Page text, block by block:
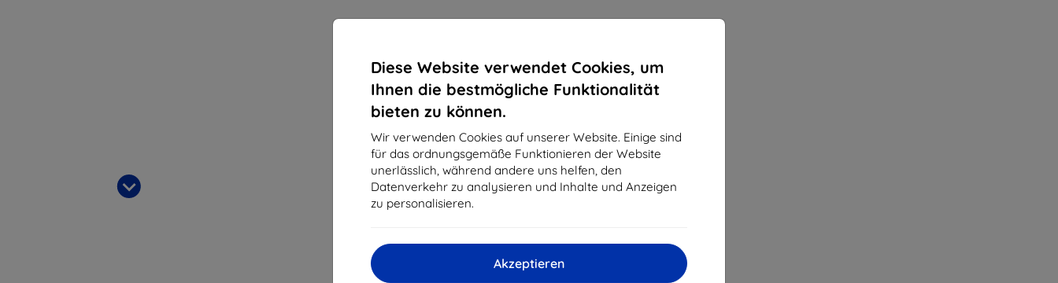
Diese Website verwendet Cookies, um
Ihnen die bestmögliche Funktionalität
bieten zu können.
Wir verwenden Cookies auf unserer Website. Einige sind
für das ordnungsgemäße Funktionieren der Website
unerlässlich, während andere uns helfen, den
Datenverkehr zu analysieren und Inhalte und Anzeigen
zu personalisieren.
Akzeptieren